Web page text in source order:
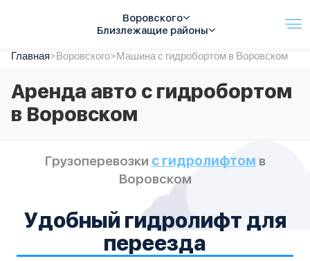
Воровского
Близлежащие районы
Услуги
Автопарк
Тарифы
Акции
Контакты
FAQ
Главная>Воровского>Машина с гидробортом в Воровском
Аренда авто с гидробортом
в Воровском
Грузоперевозки с гидролифтом в
Воровском
Удобный гидролифт для
переезда